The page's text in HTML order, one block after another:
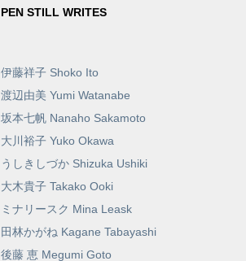
PEN STILL WRITES
伊藤祥子 Shoko Ito
渡辺由美 Yumi Watanabe
坂本七帆 Nanaho Sakamoto
大川裕子 Yuko Okawa
うしきしづか Shizuka Ushiki
大木貴子 Takako Ooki
ミナリースク Mina Leask
田林かがね Kagane Tabayashi
後藤 恵 Megumi Goto